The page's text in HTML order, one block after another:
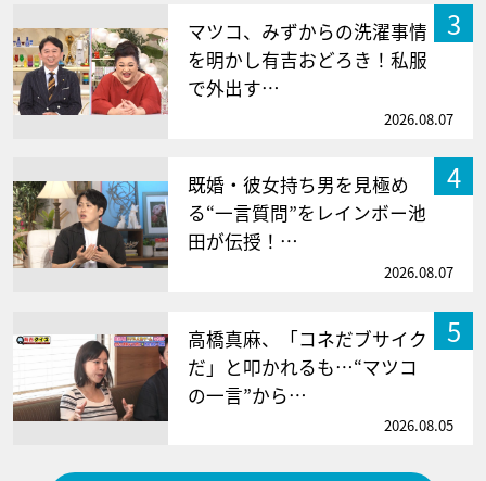
3
マツコ、みずからの洗濯事情
を明かし有吉おどろき！私服
で外出す…
2026.08.07
4
既婚・彼女持ち男を見極め
る“一言質問”をレインボー池
田が伝授！…
2026.08.07
5
高橋真麻、「コネだブサイク
だ」と叩かれるも…“マツコ
の一言”から…
2026.08.05